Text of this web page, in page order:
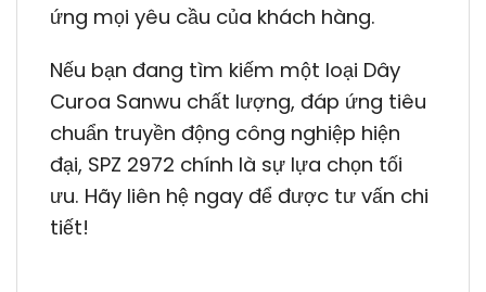
ứng mọi yêu cầu của khách hàng.
Nếu bạn đang tìm kiếm một loại Dây
Curoa Sanwu chất lượng, đáp ứng tiêu
chuẩn truyền động công nghiệp hiện
đại, SPZ 2972 chính là sự lựa chọn tối
ưu. Hãy liên hệ ngay để được tư vấn chi
tiết!